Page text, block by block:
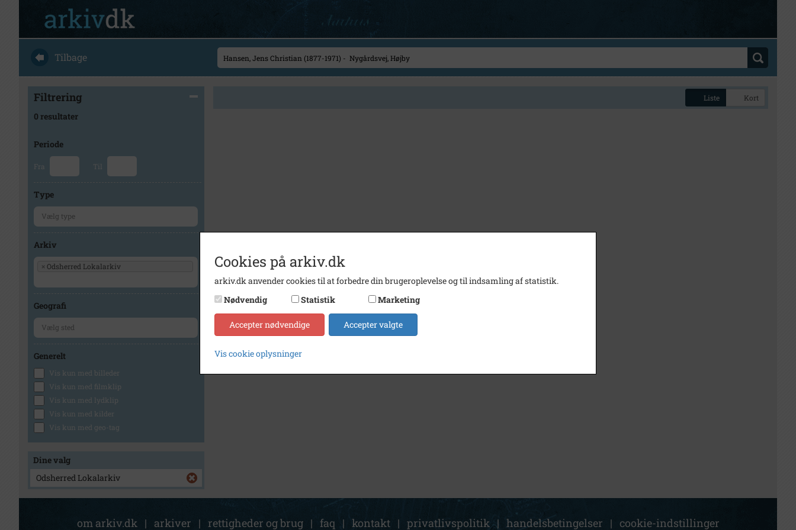
Tilbage
Filtrering
0 resultater
Periode
Fra Til
Type
Arkiv
× Odsherred Lokalarkiv
Geografi
Generelt
Vis kun med billeder
Vis kun med filmklip
Vis kun med lydklip
Vis kun med kilder
Vis kun med geo-tag
Dine valg
Odsherred Lokalarkiv
Liste Kort
om arkiv.dk | arkiver | rettigheder og brug | faq | kontakt | privatlivspolitik | handelsbetingelser | cookie-indstillinger
Cookies på arkiv.dk
arkiv.dk anvender cookies til at forbedre din brugeroplevelse og til indsamling af statistik.
Nødvendig
Statistik Marketing
Accepter nødvendige Accepter valgte
Vis cookie oplysninger